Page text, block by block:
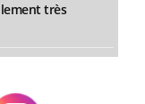
très